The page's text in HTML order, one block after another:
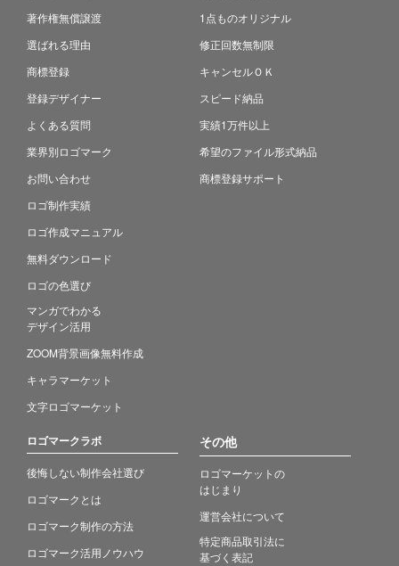
著作権無償譲渡
選ばれる理由
商標登録
登録デザイナー
よくある質問
業界別ロゴマーク
お問い合わせ
ロゴ制作実績
ロゴ作成マニュアル
無料ダウンロード
ロゴの色選び
マンガでわかる
デザイン活用
ZOOM背景画像無料作成
キャラマーケット
文字ロゴマーケット
1点ものオリジナル
修正回数無制限
キャンセルＯＫ
スピード納品
実績1万件以上
希望のファイル形式納品
商標登録サポート
ロゴマークラボ
後悔しない制作会社選び
ロゴマークとは
ロゴマーク制作の方法
ロゴマーク活用ノウハウ
その他
ロゴマーケットの
はじまり
運営会社について
特定商品取引法に
基づく表記